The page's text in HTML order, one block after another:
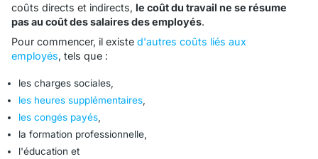
coûts directs et indirects, le coût du travail ne se résume
pas au coût des salaires des employés.
Pour commencer, il existe d'autres coûts liés aux
employés, tels que :
les charges sociales,
les heures supplémentaires
les congés payés
la formation professionnelle,
l'éducation et